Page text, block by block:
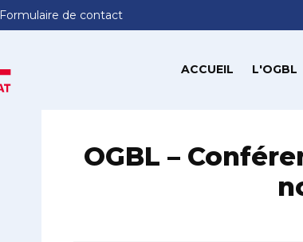
Formulaire de contact
ACCUEIL L'OGBL
OGBL –